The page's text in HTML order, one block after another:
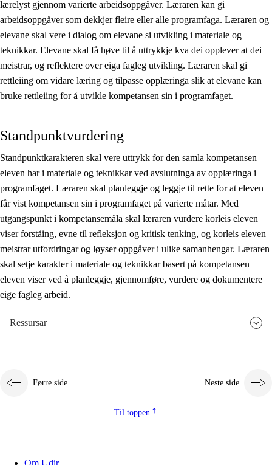
lærelyst gjennom varierte arbeidsoppgåver. Læraren kan gi
arbeidsoppgåver som dekkjer fleire eller alle programfaga. Læraren og
elevane skal vere i dialog om elevane si utvikling i materiale og
teknikkar. Elevane skal få høve til å uttrykkje kva dei opplever at dei
meistrar, og reflektere over eiga fagleg utvikling. Læraren skal gi
rettleiing om vidare læring og tilpasse opplæringa slik at elevane kan
bruke rettleiing for å utvikle kompetansen sin i programfaget.
Standpunktvurdering
Standpunktkarakteren skal vere uttrykk for den samla kompetansen
eleven har i materiale og teknikkar ved avslutninga av opplæringa i
programfaget. Læraren skal planleggje og leggje til rette for at eleven
får vist kompetansen sin i programfaget på varierte måtar. Med
utgangspunkt i kompetansemåla skal læraren vurdere korleis eleven
viser forståing, evne til refleksjon og kritisk tenking, og korleis eleven
meistrar utfordringar og løyser oppgåver i ulike samanhengar. Læraren
skal setje karakter i materiale og teknikkar basert på kompetansen
eleven viser ved å planleggje, gjennomføre, vurdere og dokumentere
eige fagleg arbeid.
Ressursar
Førre side Neste side
Til toppen